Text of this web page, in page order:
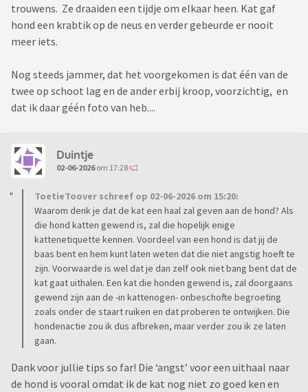
trouwens. Ze draaiden een tijdje om elkaar heen. Kat gaf
hond een krabtik op de neus en verder gebeurde er nooit
meer iets.
Nog steeds jammer, dat het voorgekomen is dat één van de
twee op schoot lag en de ander erbij kroop, voorzichtig, en
dat ik daar géén foto van heb....
Duintje
02-06-2026om 17:28
ToetieToover schreef op 02-06-2026 om 15:20:
Waarom denk je dat de kat een haal zal geven aan de hond? Als
die hond katten gewend is, zal die hopelijk enige
kattenetiquette kennen. Voordeel van een hond is dat jij de
baas bent en hem kunt laten weten dat die niet angstig hoeft te
zijn. Voorwaarde is wel dat je dan zelf ook niet bang bent dat de
kat gaat uithalen. Een kat die honden gewend is, zal doorgaans
gewend zijn aan de -in kattenogen- onbeschofte begroeting
zoals onder de staart ruiken en dat proberen te ontwijken. Die
hondenactie zou ik dus afbreken, maar verder zou ik ze laten
gaan.
Dank voor jullie tips so far! Die ‘angst’ voor een uithaal naar
de hond is vooral omdat ik de kat nog niet zo goed ken en